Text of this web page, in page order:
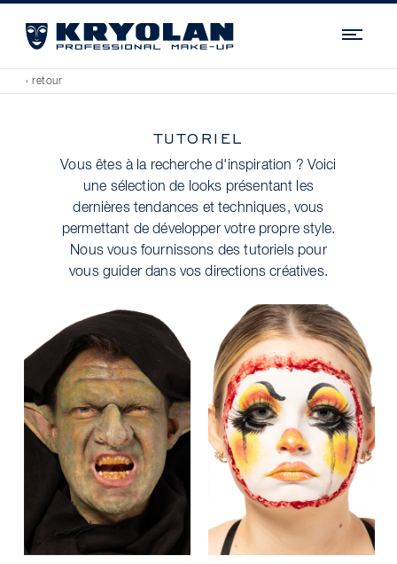
‹ retour
TUTORIEL
Vous êtes à la recherche d'inspiration ? Voici
une sélection de looks présentant les
dernières tendances et techniques, vous
permettant de développer votre propre style.
Nous vous fournissons des tutoriels pour
vous guider dans vos directions créatives.